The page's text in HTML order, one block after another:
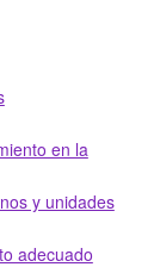
en la
y unidades
adecuado